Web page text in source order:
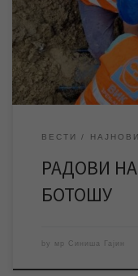
имају за циљ
насељеном месту. Док
У четвртак 28. маја
ВЕСТИ
РАДОВИ
БОТОШУ
by мр Синиша Гајин